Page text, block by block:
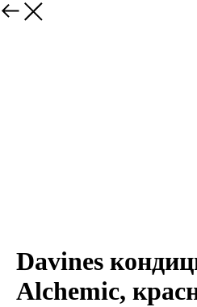
магазин
Davines
Alchemic,